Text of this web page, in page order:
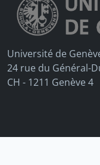
Université de
24 rue du Général-
CH - 1211 Genève 4